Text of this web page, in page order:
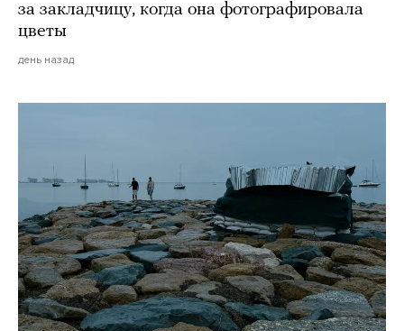
за закладчицу, когда она фотографировала
цветы
день назад